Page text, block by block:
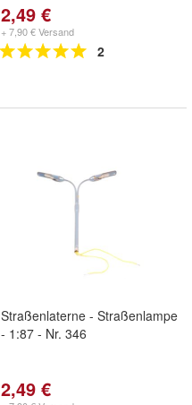
2,49 €
+ 7,90 € Versand
2
Straßenlaterne - Straßenlampe
- 1:87 - Nr. 346
2,49 €